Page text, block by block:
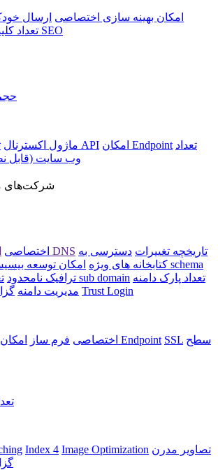
امکان بهینه سازی اختصاصی ارسال
تعداد کلیدواژه های SEO
ماژول اکسترنال امکان API امکان Endpoint تعداد
وب سایت (قابل
شرکت‌های
DNS اختصاصی امکان مدیریت DNS تاریخچه تغییرات دسترسی به
کتابخانه های ویژه امکان توسعه
امکان اتصال schema
ترافیک نامحدود تعداد sub domain تعداد پارک دامنه
مدیریت دامنه Trust Login
IP اختصاصی فرم ساز امکان Endpoint SSL سطح
Index 4 Image Optimization تصاویر مدرن